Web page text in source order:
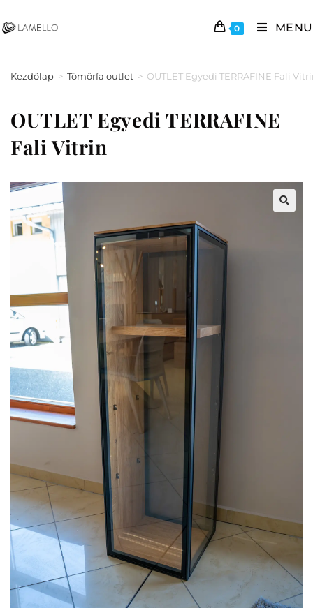
0 MENU
Kezdőlap > Tömörfa outlet > OUTLET Egyedi TERRAFINE Fali
OUTLET Egyedi TERRAFINE
Fali Vitrin